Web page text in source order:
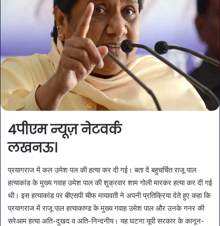
4पीएम न्यूज़ नेटवर्क
लखनऊ।
प्रयागराज में कल उमेश पल की हत्या कर दी गई। बता दें बहुचर्चित राजू पाल
हत्याकांड के मुख्य गवाह उमेश पाल की शुक्रवार शाम गोली मारकर हत्या कर दी गई
थी। इस हत्याकांड पर बीएसपी चीफ मायावती ने अपनी प्रतिक्रिया देते हुए कहा कि
प्रयागराज में राजू पाल हत्याकाण्ड के मुख्य गवाह उमेश पाल और उनके गनर की
सरेआम हत्या अति-दुखद व अति-निन्दनीय। यह घटना यूपी सरकार के कानून-